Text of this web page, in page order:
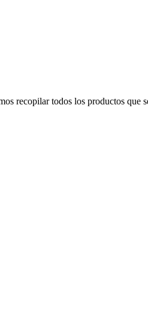
recopilar todos los productos